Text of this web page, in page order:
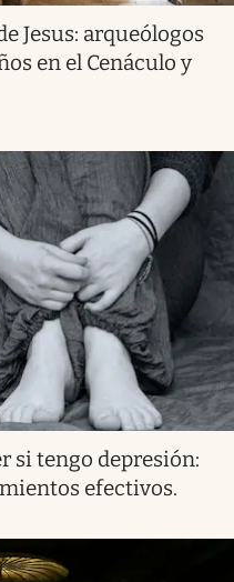
Jesus: arqueólogos
en el Cenáculo y
si tengo depresión:
efectivos.